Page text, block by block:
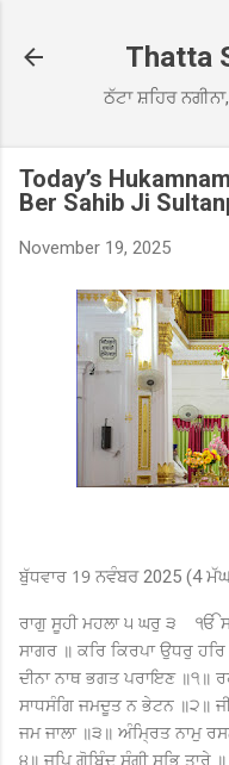
Thatta
ਠੱਟਾ ਸ਼ਹਿਰ
Today’s
Ber Sahib Ji
November 19, 2025
ਬੁੱਧਵਾਰ 19 ਨਵੰਬਰ 2025 (4
ਰਾਗੁ ਸੂਹੀ ਮਹਲਾ ੫ ਘਰੁ ੩ ੴ
ਸਾਗਰ ॥ ਕਰਿ ਕਿਰਪਾ ਉਧਰੁ
ਦੀਨਾ ਨਾਥ ਭਗਤ ਪਰਾਇਣ ॥੧॥
ਸਾਧਸੰਗਿ ਜਮਦੂਤ ਨ ਭੇਟਨ ॥੨॥
ਜਮ ਜਾਲਾ ॥੩॥ ਅੰਮ੍ਰਿਤ ਨਾਮੁ
੪॥ ਜਪਿ ਗੋਬਿੰਦ ਸੰਗੀ ਸਭਿ ਤਾਰੇ